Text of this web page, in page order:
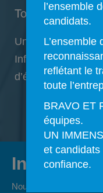
l’ensemble
candidats.
L’ensemble
reflétant le
toute
BRAVO ET
équipes.
UN
et
confiance.
Toutes les
Une expertise
Informatique /
d’études
Nous utilisons les